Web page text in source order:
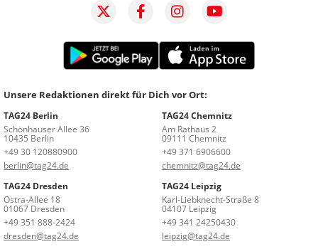
Unsere Redaktionen direkt für Dich vor Ort:
TAG24 Berlin
Schönhauser Allee 36
10435 Berlin
+49 30 120880900
berlin@tag24.de
TAG24 Chemnitz
Am Rathaus 2
09111 Chemnitz
+49 371 6906600
chemnitz@tag24.de
TAG24 Dresden
Ostra-Allee 18
01067 Dresden
+49 351 888-2424
dresden@tag24.de
TAG24 Leipzig
Karl-Liebknecht-Straße 8
04107 Leipzig
+49 341 24250430
leipzig@tag24.de